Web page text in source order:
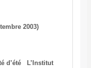
2003)
d’été
L’Institut